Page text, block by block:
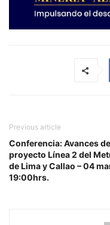
Previous article
Conferencia: Avances
proyecto Línea 2 del
de Lima y Callao – 04
19:00hrs.